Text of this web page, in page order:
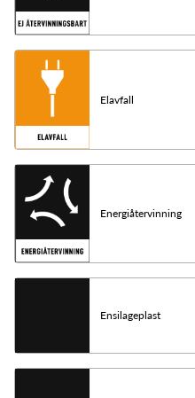
Elavfall
Energiåtervinning
Ensilageplast